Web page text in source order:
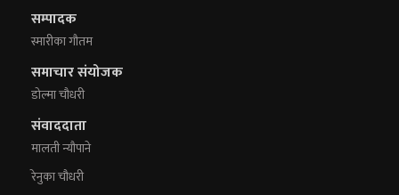
सम्पादक
स्मारीका गौतम
समाचार संयोजक
डोल्मा चौधरी
संवाददाता
मालती न्यौपाने
रेनुका चौधरी